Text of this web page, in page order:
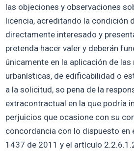
las objeciones y observaciones
licencia, acreditando la condición
directamente interesado y
pretenda hacer valer y deberán
únicamente en la aplicación de
urbanísticas, de edificabilidad o
a la solicitud, so pena de la
extracontractual en la que podría
perjuicios que ocasione con su
concordancia con lo dispuesto en
1437 de 2011 y el artículo